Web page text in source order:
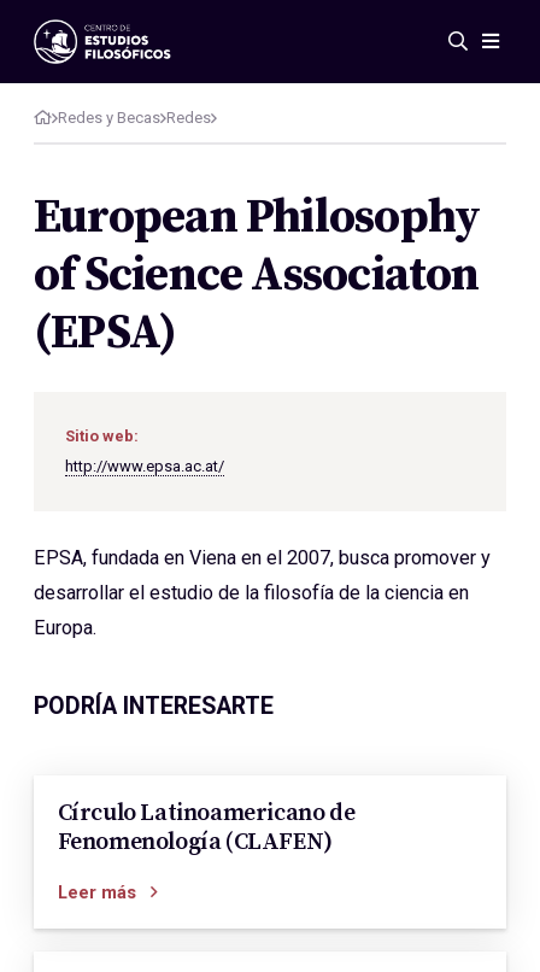
Eventos
Novedades
Investigación
Publicaciones
Galería
Acerca de nosotros
Redes y Becas Redes
European Philosophy
of Science Associaton
(EPSA)
Sitio web:
http://www.epsa.ac.at/
EPSA, fundada en Viena en el 2007, busca promover y
desarrollar el estudio de la filosofía de la ciencia en
Europa.
PODRÍA INTERESARTE
Círculo Latinoamericano de
Fenomenología (CLAFEN)
Leer más